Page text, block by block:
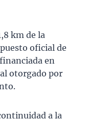
km de la
oficial de
en
otorgado por
a la